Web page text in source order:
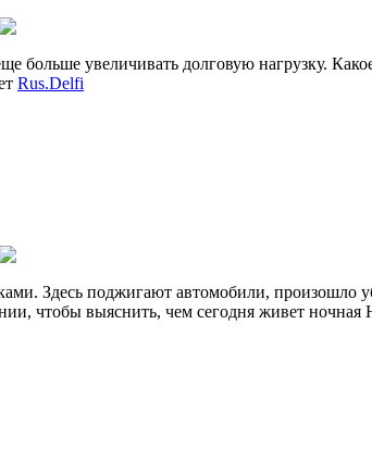
больше увеличивать долговую нагрузку.
Rus.Delfi
Здесь поджигают автомобили, произошло
чтобы выяснить, чем сегодня живет ночная